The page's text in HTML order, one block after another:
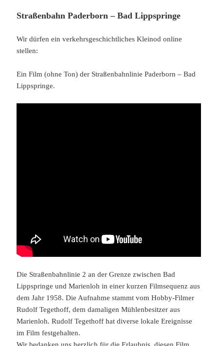
Straßenbahn Paderborn – Bad Lippspringe
Wir dürfen ein verkehrsgeschichtliches Kleinod online
stellen:
Ein Film (ohne Ton) der Straßenbahnlinie Paderborn – Bad
Lippspringe.
Die Straßenbahnlinie 2 an der Grenze zwischen Bad
Lippspringe und Marienloh in einer kurzen Filmsequenz aus
dem Jahr 1958. Die Aufnahme stammt vom Hobby-Filmer
Rudolf Tegethoff, dem damaligen Mühlenbesitzer aus
Marienloh. Rudolf Tegethoff hat diverse lokale Ereignisse
im Film festgehalten.